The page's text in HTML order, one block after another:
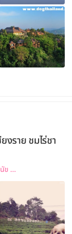
ราย ชมไร่ชา
ข ...